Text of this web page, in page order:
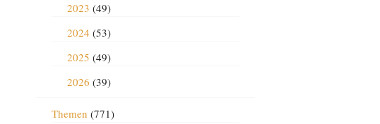
2023 (49)
2024 (53)
2025 (49)
2026 (39)
Themen (771)